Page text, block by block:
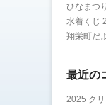
ひなまつ
水着くじ
翔栄町だ
最近の
2025 ク